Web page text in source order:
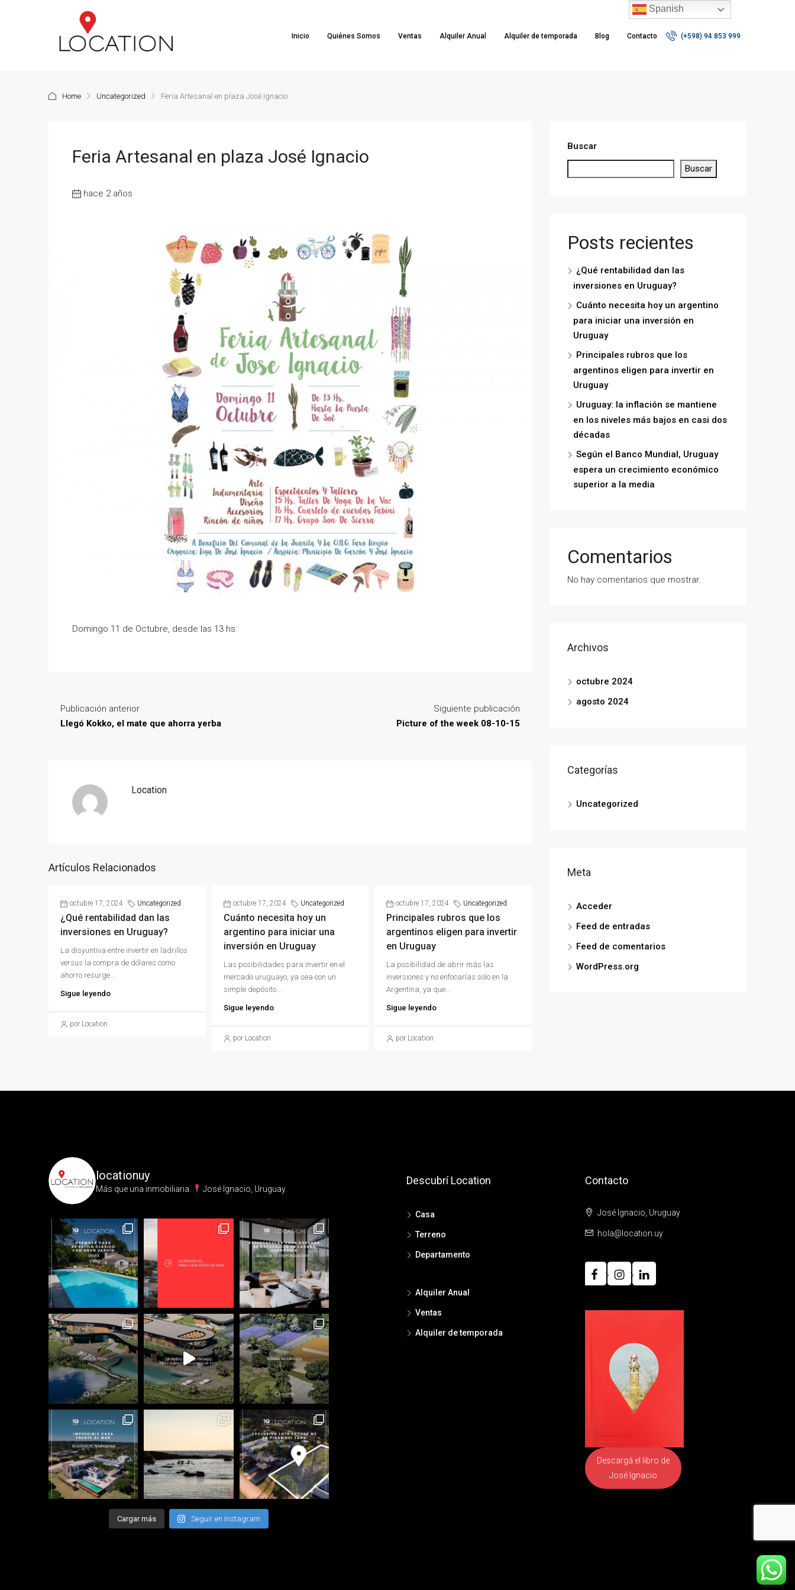
Inicio Quiénes Somos Ventas Alquiler Anual Alquiler de temporada Blog Contacto (+598) 94 853 999
Home Uncategorized Feria Artesanal en plaza José Ignacio
Feria Artesanal en plaza José Ignacio
hace 2 años
Domingo 11 de Octubre, desde las 13 hs.
Publicación anterior
Llegó Kokko, el mate que ahorra yerba
Siguiente publicación
Picture of the week 08-10-15
Location
Artículos Relacionados
octubre 17, 2024 Uncategorized
¿Qué rentabilidad dan las
inversiones en Uruguay?
La disyuntiva entre invertir en ladrillos
versus la compra de dólares como
ahorro resurge...
Sigue leyendo
por Location
octubre 17, 2024 Uncategorized
Cuánto necesita hoy un
argentino para iniciar una
inversión en Uruguay
Las posibilidades para invertir en el
mercado uruguayo, ya sea con un
simple depósito...
Sigue leyendo
por Location
octubre 17, 2024 Uncategorized
Principales rubros que los
argentinos eligen para invertir
en Uruguay
La posibilidad de abrir más las
inversiones y no enfocarlas solo en la
Argentina, ya que...
Sigue leyendo
por Location
Buscar
Buscar
Posts recientes
¿Qué rentabilidad dan las
inversiones en Uruguay?
Cuánto necesita hoy un argentino
para iniciar una inversión en
Uruguay
Principales rubros que los
argentinos eligen para invertir en
Uruguay
Uruguay: la inflación se mantiene
en los niveles más bajos en casi dos
décadas
Según el Banco Mundial, Uruguay
espera un crecimiento económico
superior a la media
Comentarios
No hay comentarios que mostrar.
Archivos
octubre 2024
agosto 2024
Categorías
Uncategorized
Meta
Acceder
Feed de entradas
Feed de comentarios
WordPress.org
locationuy
Más que una inmobiliaria.⁣ José Ignacio, Uruguay.
Cargar más Seguir en Instagram
Descubrí Location
Casa
Terreno
Departamento
Alquiler Anual
Ventas
Alquiler de temporada
Contacto
José Ignacio, Uruguay
hola@location.uy
Descargá el libro de
José Ignacio
Spanish